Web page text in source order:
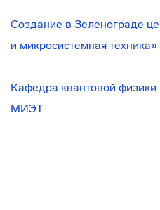
Создание в Зеленограде
и микросистемная техника»
Кафедра квантовой
МИЭТ